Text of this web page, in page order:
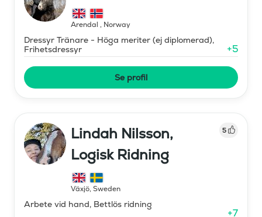
Arendal , Norway
Dressyr Tränare - Höga meriter (ej diplomerad),
Frihetsdressyr
+5
Se profil
Lindah Nilsson,
Logisk Ridning
5
Växjö, Sweden
Arbete vid hand, Bettlös ridning
+7